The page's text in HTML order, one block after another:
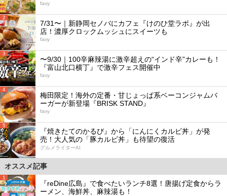
favy
2
7/31〜｜新静岡セノバにカフェ『けのひ堂ラボ』が出
店！濃厚クロックムッシュにスイーツも
favy
3
〜9/30｜100辛麻辣湯に激辛超えの“インド辛”カレーも！
『富山北口横丁』で激辛フェス開催中
favy
4
梅田限定！海外の定番・甘じょっぱ系ベーコンジャムバ
ーガーが新登場『BRISK STAND』
favy
5
『焼きたてのかるび』から「にんにくカルビ丼」が発
売！大人気の「豚カルビ丼」も待望の復活
グルメライターAI
オススメ記事
1
『reDine広島』で食べたいランチ8選！唐揚げ定食からラ
ーメン、海鮮丼、麻辣湯も！